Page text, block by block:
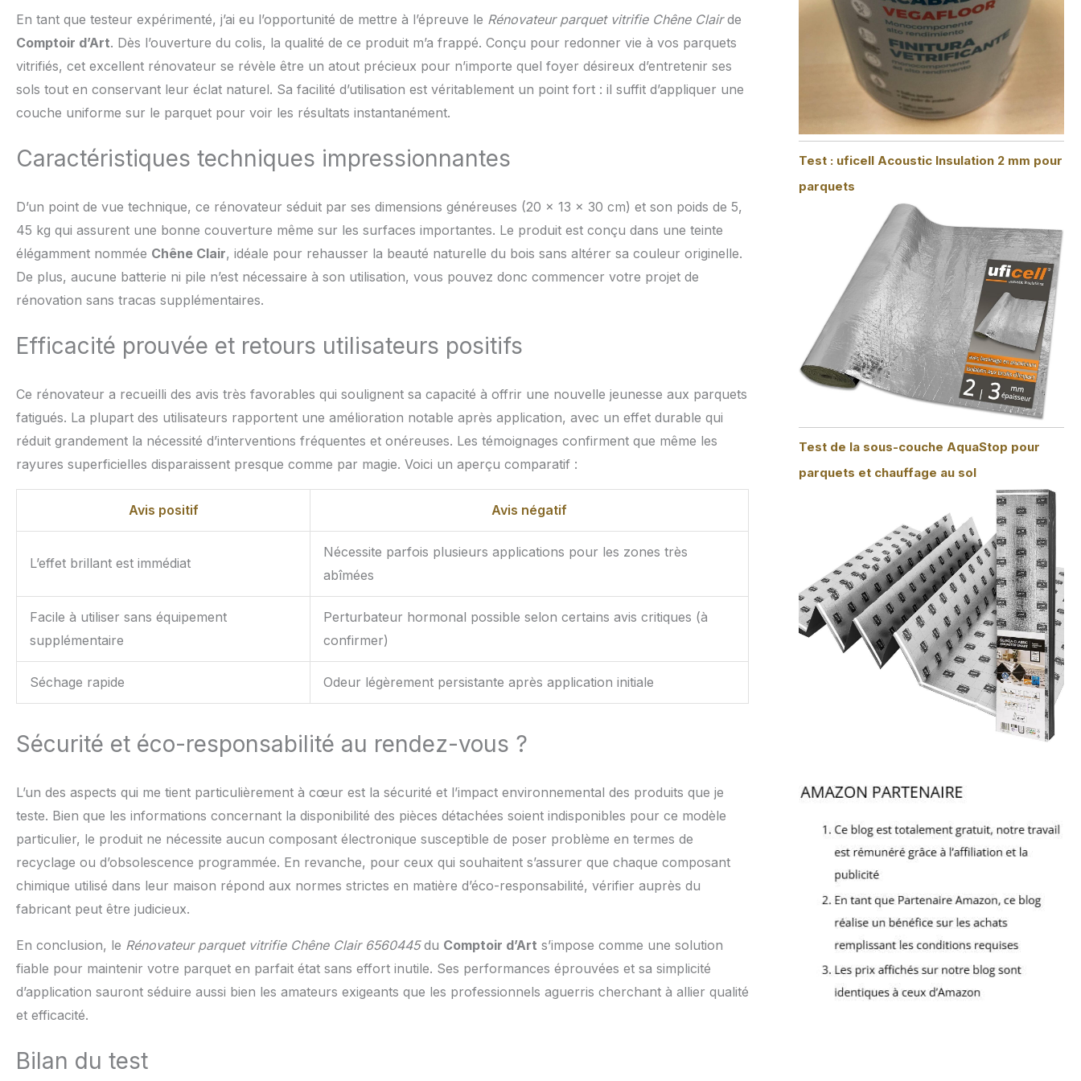
En tant que testeur expérimenté, j’ai eu l’opportunité de mettre à l’épreuve le Rénovateur parquet vitrifie Chêne Clairde
Comptoir d’Art. Dès l’ouverture du colis, la qualité de ce produit m’a frappé. Conçu pour redonner vie à vos parquets
vitrifiés, cet excellent rénovateur se révèle être un atout précieux pour n’importe quel foyer désireux d’entretenir ses
sols tout en conservant leur éclat naturel. Sa facilité d’utilisation est véritablement un point fort : il suffit d’appliquer une
couche uniforme sur le parquet pour voir les résultats instantanément.
Caractéristiques techniques impressionnantes
D’un point de vue technique, ce rénovateur séduit par ses dimensions généreuses (20 x 13 x 30 cm) et son poids de 5,
45 kg qui assurent une bonne couverture même sur les surfaces importantes. Le produit est conçu dans une teinte
élégamment nommée Chêne Clair, idéale pour rehausser la beauté naturelle du bois sans altérer sa couleur originelle.
De plus, aucune batterie ni pile n’est nécessaire à son utilisation, vous pouvez donc commencer votre projet de
rénovation sans tracas supplémentaires.
Efficacité prouvée et retours utilisateurs positifs
Ce rénovateur a recueilli des avis très favorables qui soulignent sa capacité à offrir une nouvelle jeunesse aux parquets
fatigués. La plupart des utilisateurs rapportent une amélioration notable après application, avec un effet durable qui
réduit grandement la nécessité d’interventions fréquentes et onéreuses. Les témoignages confirment que même les
rayures superficielles disparaissent presque comme par magie. Voici un aperçu comparatif :
Avis positif Avis négatif
L’effet brillant est immédiat
Nécessite parfois plusieurs applications pour les zones très
abîmées
Facile à utiliser sans équipement
supplémentaire
Perturbateur hormonal possible selon certains avis critiques (à
confirmer)
Séchage rapide Odeur légèrement persistante après application initiale
Sécurité et éco-responsabilité au rendez-vous ?
L’un des aspects qui me tient particulièrement à cœur est la sécurité et l’impact environnemental des produits que je
teste. Bien que les informations concernant la disponibilité des pièces détachées soient indisponibles pour ce modèle
particulier, le produit ne nécessite aucun composant électronique susceptible de poser problème en termes de
recyclage ou d’obsolescence programmée. En revanche, pour ceux qui souhaitent s’assurer que chaque composant
chimique utilisé dans leur maison répond aux normes strictes en matière d’éco-responsabilité, vérifier auprès du
fabricant peut être judicieux.
En conclusion, le Rénovateur parquet vitrifie Chêne Clair 6560445du Comptoir d’Art s’impose comme une solution
fiable pour maintenir votre parquet en parfait état sans effort inutile. Ses performances éprouvées et sa simplicité
d’application sauront séduire aussi bien les amateurs exigeants que les professionnels aguerris cherchant à allier qualité
et efficacité.
Bilan du test
Test : uficell Acoustic Insulation 2 mm pour
parquets
Test de la sous-couche AquaStop pour
parquets et chauffage au sol